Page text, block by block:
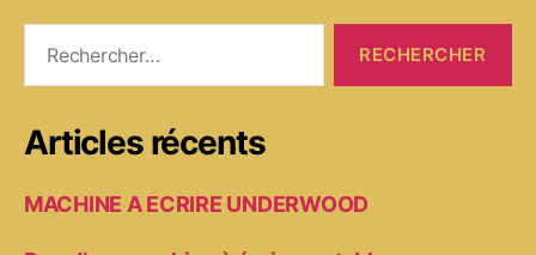
Articles récents
MACHINE A ECRIRE UNDERWOOD